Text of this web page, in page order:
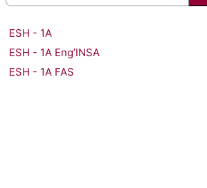
ESH - 1A
ESH - 1A Eng’INSA
ESH - 1A FAS